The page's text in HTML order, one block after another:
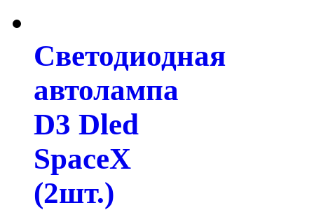
Светодиодная
автолампа
D3 Dled
SpaceX
(2шт.)